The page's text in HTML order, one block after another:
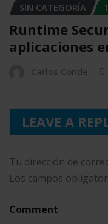
SIN CATEGORÍA
Runtime
aplicaciones
Carlos Conde
LEAVE A
Tu dirección de
Los campos
Comment